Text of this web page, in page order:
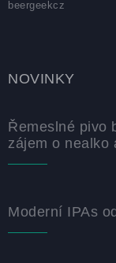
beergeekcz
NOVINKY
Řemeslné pivo
zájem o nealko
Moderní IPAs